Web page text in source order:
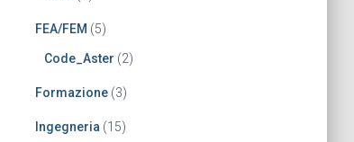
FEA/FEM (5)
Code_Aster (2)
Formazione(3)
Ingegneria (15)